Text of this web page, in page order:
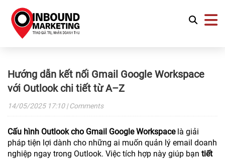
Hướng dẫn kết nối Gmail Google Workspace
với Outlook chi tiết từ A–Z
14/05/202517:10| Comments
Cấu hình Outlook cho Gmail Google Workspacelà giải
pháp tiện lợi dành cho những ai muốn quản lý email doanh
nghiệp ngay trong Outlook. Việc tích hợp này giúp bạn tiết